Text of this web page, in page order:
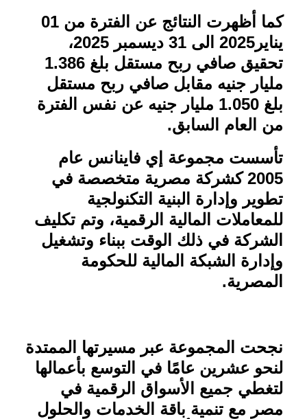
كما أظهرت النتائج عن الفترة من 01
يناير2025 الى 31 ديسمبر 2025،
تحقيق صافي ربح مستقل بلغ 1.386
مليار جنيه مقابل صافي ربح مستقل
بلغ 1.050 مليار جنيه عن نفس الفترة
من العام السابق.
تأسست مجموعة إي فاينانس عام
2005 كشركة مصرية متخصصة في
تطوير وإدارة البنية التكنولجية
للمعاملات المالية الرقمية، وتم تكليف
الشركة في ذلك الوقت ببناء وتشغيل
وإدارة الشبكة المالية للحكومة
المصرية.
نجحت المجموعة عبر مسيرتها الممتدة
لنحو عشرين عامًا في التوسع بأعمالها
لتغطي جميع الأسواق الرقمية في
مصر مع تنمية باقة الخدمات والحلول